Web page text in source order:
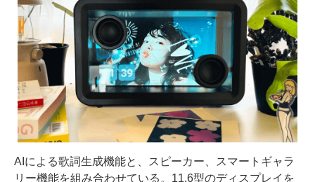
AIによる歌詞生成機能と、スピーカー、スマートギャラ
リー機能を組み合わせている。11.6型のディスプレイを